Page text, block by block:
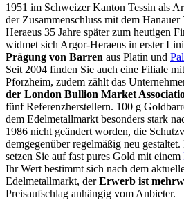
1951 im Schweizer Kanton Tessin als
der Zusammenschluss mit dem
Heraeus 35 Jahre später zum heutigen
widmet sich Argor-Heraeus in erster
Prägung von Barren aus Platin und
Seit 2004 finden Sie auch eine Filiale
Pforzheim, zudem zählt das
der London Bullion Market
fünf Referenzherstellern. 100 g
dem Edelmetallmarkt besonders stark
1986 nicht geändert worden, die
demgegenüber regelmäßig neu
setzen Sie auf fast pures Gold mit einem
Ihr Wert bestimmt sich nach dem
Edelmetallmarkt, derErwerb ist
Preisaufschlag anhängig vom Anbieter.